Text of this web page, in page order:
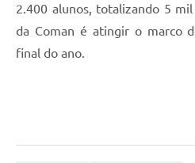
2.400 alunos, totalizando 5
da Coman é atingir o marco
final do ano.